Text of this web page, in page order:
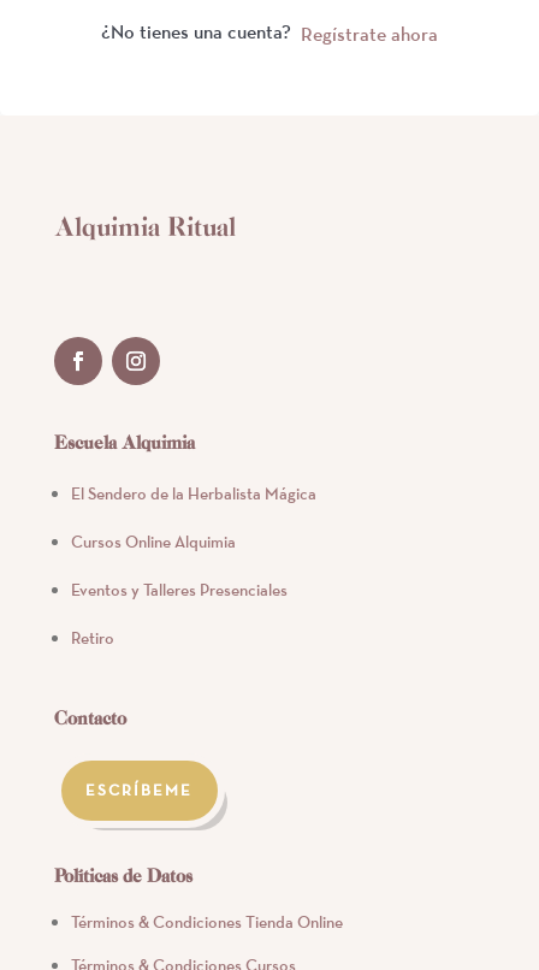
¿No tienes una cuenta? Regístrate ahora
Alquimia Ritual
Escuela Alquimia
El Sendero de la Herbalista Mágica
Cursos Online Alquimia
Eventos y Talleres Presenciales
Retiro
Contacto
ESCRÍBEME
Políticas de Datos
Términos & Condiciones Tienda Online
Términos & Condiciones Cursos